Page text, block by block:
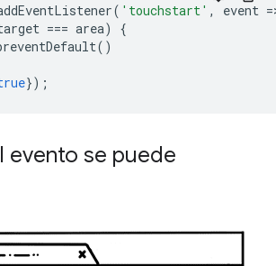
( 'touchstart' , event =
=== area)
{
()
});
evento se puede